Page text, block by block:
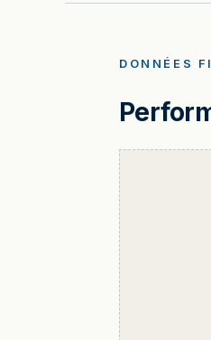
DONNÉES